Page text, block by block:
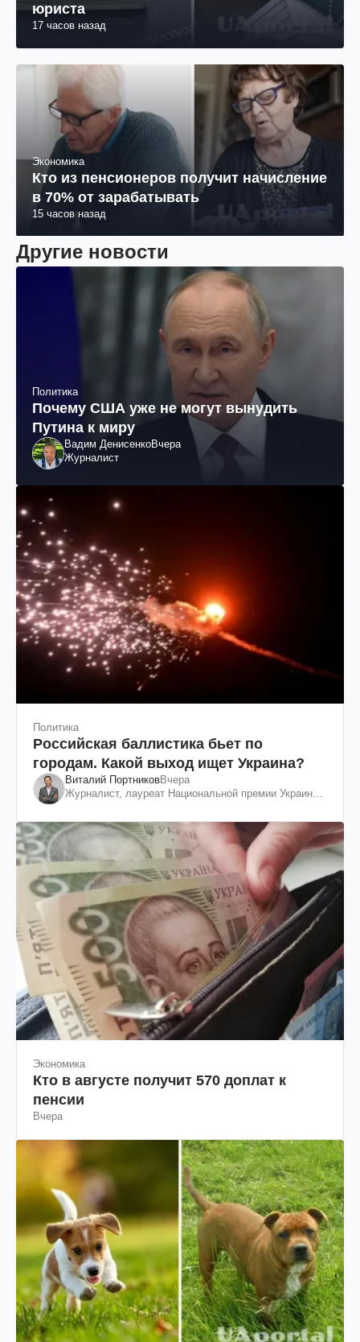
юриста
17 часов назад
Экономика
Кто из пенсионеров получит начисление
в 70% от зарабатывать
15 часов назад
Другие новости
Политика
Почему США уже не могут вынудить
Путина к миру
Вадим ДенисенкоВчера
Журналист
Политика
Российская баллистика бьет по
городам. Какой выход ищет Украина?
Виталий ПортниковВчера
Журналист, лауреат Национальной премии Украины
Экономика
Кто в августе получит 570 доплат к
пенсии
Вчера